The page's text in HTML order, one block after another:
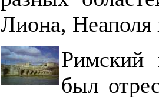
Лиона, Неаполя
был